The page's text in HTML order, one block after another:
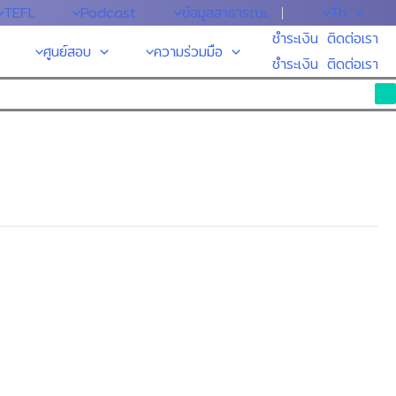
TEFL Podcast ข้อมูลสาธารณะ
Th
ศูนย์สอบ
ความร่วมมือ
ชำระเงิน
ชำระเงิน
ติดต่อเรา
ติดต่อเรา